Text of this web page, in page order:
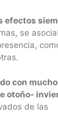
efectos
se
con
otoño-
de las